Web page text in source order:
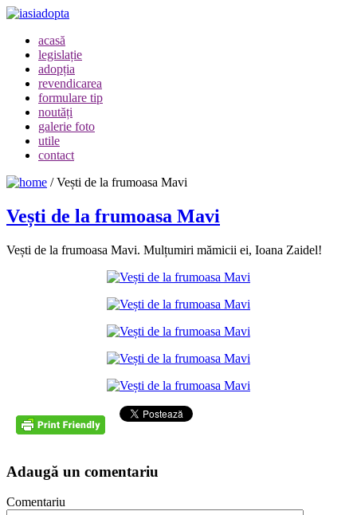
acasă
legislație
adopția
revendicarea
formulare tip
noutăți
galerie foto
utile
contact
/Vești de la frumoasa Mavi
Vești de la frumoasa Mavi
Vești de la frumoasa Mavi. Mulțumiri mămicii ei, Ioana Zaidel!
Adaugă un comentariu
Comentariu